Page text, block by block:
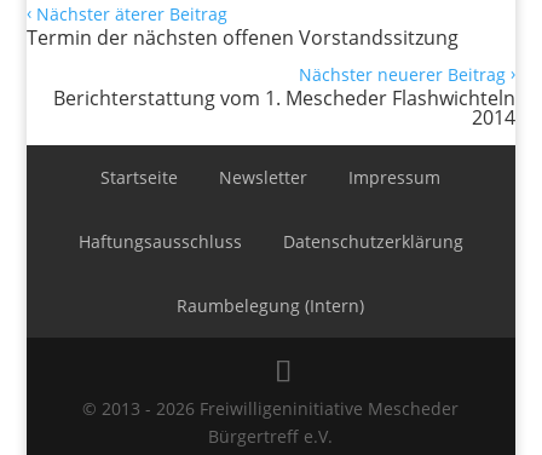
‹ Nächster äterer Beitrag
Termin der nächsten offenen Vorstandssitzung
Nächster neuerer Beitrag ›
Berichterstattung vom 1. Mescheder Flashwichteln
2014
Startseite Newsletter Impressum
Haftungsausschluss Datenschutzerklärung
Raumbelegung (Intern)
© 2013 - 2026 Freiwilligeninitiative Mescheder
Bürgertreff e.V.